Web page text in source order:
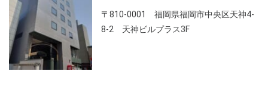
〒810-0001 福岡県福岡市中央区天神4-
8-2 天神ビルプラス3F